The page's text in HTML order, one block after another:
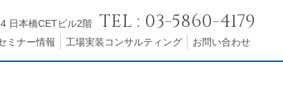
日本橋CETビル2階 TEL : 03-5860-4179
ミナー情報 工場実装コンサルティング お問い合わせ